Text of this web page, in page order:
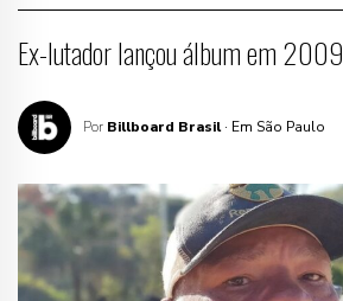
Ex-lutador lançou álbum em 2009
Por Billboard Brasil · Em São Paulo